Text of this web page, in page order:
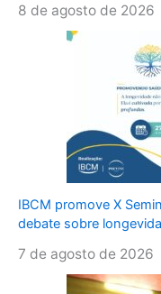
8 de agosto de 2026
IBCM promove X
debate sobre
7 de agosto de 2026